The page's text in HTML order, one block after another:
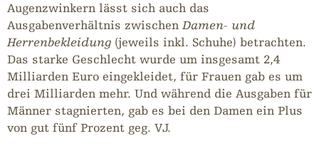
Augenzwinkern lässt sich auch das
Ausgabenverhältnis zwischen Damen- und
Herrenbekleidung (jeweils inkl. Schuhe) betrachten.
Das starke Geschlecht wurde um insgesamt 2,4
Milliarden Euro eingekleidet, für Frauen gab es um
drei Milliarden mehr. Und während die Ausgaben für
Männer stagnierten, gab es bei den Damen ein Plus
von gut fünf Prozent geg. VJ.